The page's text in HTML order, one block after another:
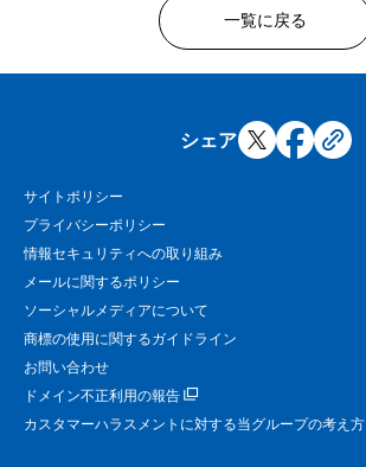
一覧に戻る
シェア
サイトポリシー
プライバシーポリシー
情報セキュリティへの取り組み
メールに関するポリシー
ソーシャルメディアについて
商標の使用に関するガイドライン
お問い合わせ
ドメイン不正利用の報告
カスタマーハラスメントに対する当グループの考え方